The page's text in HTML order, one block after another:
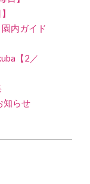
内ガイド
【2／
知らせ